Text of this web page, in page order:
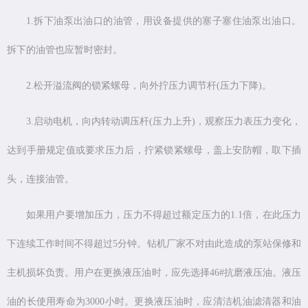
1.拆下油泵出油口的油管，用设备提供的塞子塞住油泵出油口。
拆下的油管也应暂时密封。
2.松开溢流阀的锁紧螺母，向外拧压力调节杆(压力下降)。
3.启动电机，向内转动调压杆(压力上升)，观察压力表压力变化，
达到手册规定值或要求压力后，拧紧锁紧螺母，盖上安防帽，取下插
头，连接油管。
如果用户要增加压力，压力不得超过额定压力的1.1倍，在此压力
下连续工作时间不得超过5分钟。钻机厂家不对由此造成的泵站保修和
主机损坏负责。用户在更换液压油时，应先选择46#抗磨液压油。液压
油的长使用寿命为3000小时。更换液压油时，应清洁机油滤清器和油